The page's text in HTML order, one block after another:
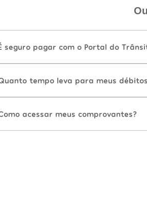
seguro pagar com o Portal do
tempo leva para meus
acessar meus comprovantes?